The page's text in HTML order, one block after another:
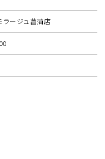
ラージュ菖蒲店